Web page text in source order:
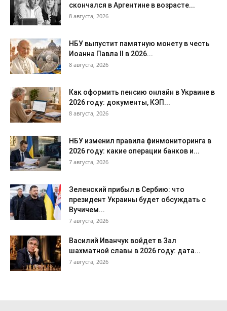
скончался в Аргентине в возрасте...
8 августа, 2026
НБУ выпустит памятную монету в честь
Иоанна Павла II в 2026...
8 августа, 2026
Как оформить пенсию онлайн в Украине в
2026 году: документы, КЭП...
8 августа, 2026
НБУ изменил правила финмониторинга в
2026 году: какие операции банков и...
7 августа, 2026
Зеленский прибыл в Сербию: что
президент Украины будет обсуждать с
Вучичем...
7 августа, 2026
Василий Иванчук войдет в Зал
шахматной славы в 2026 году: дата...
7 августа, 2026